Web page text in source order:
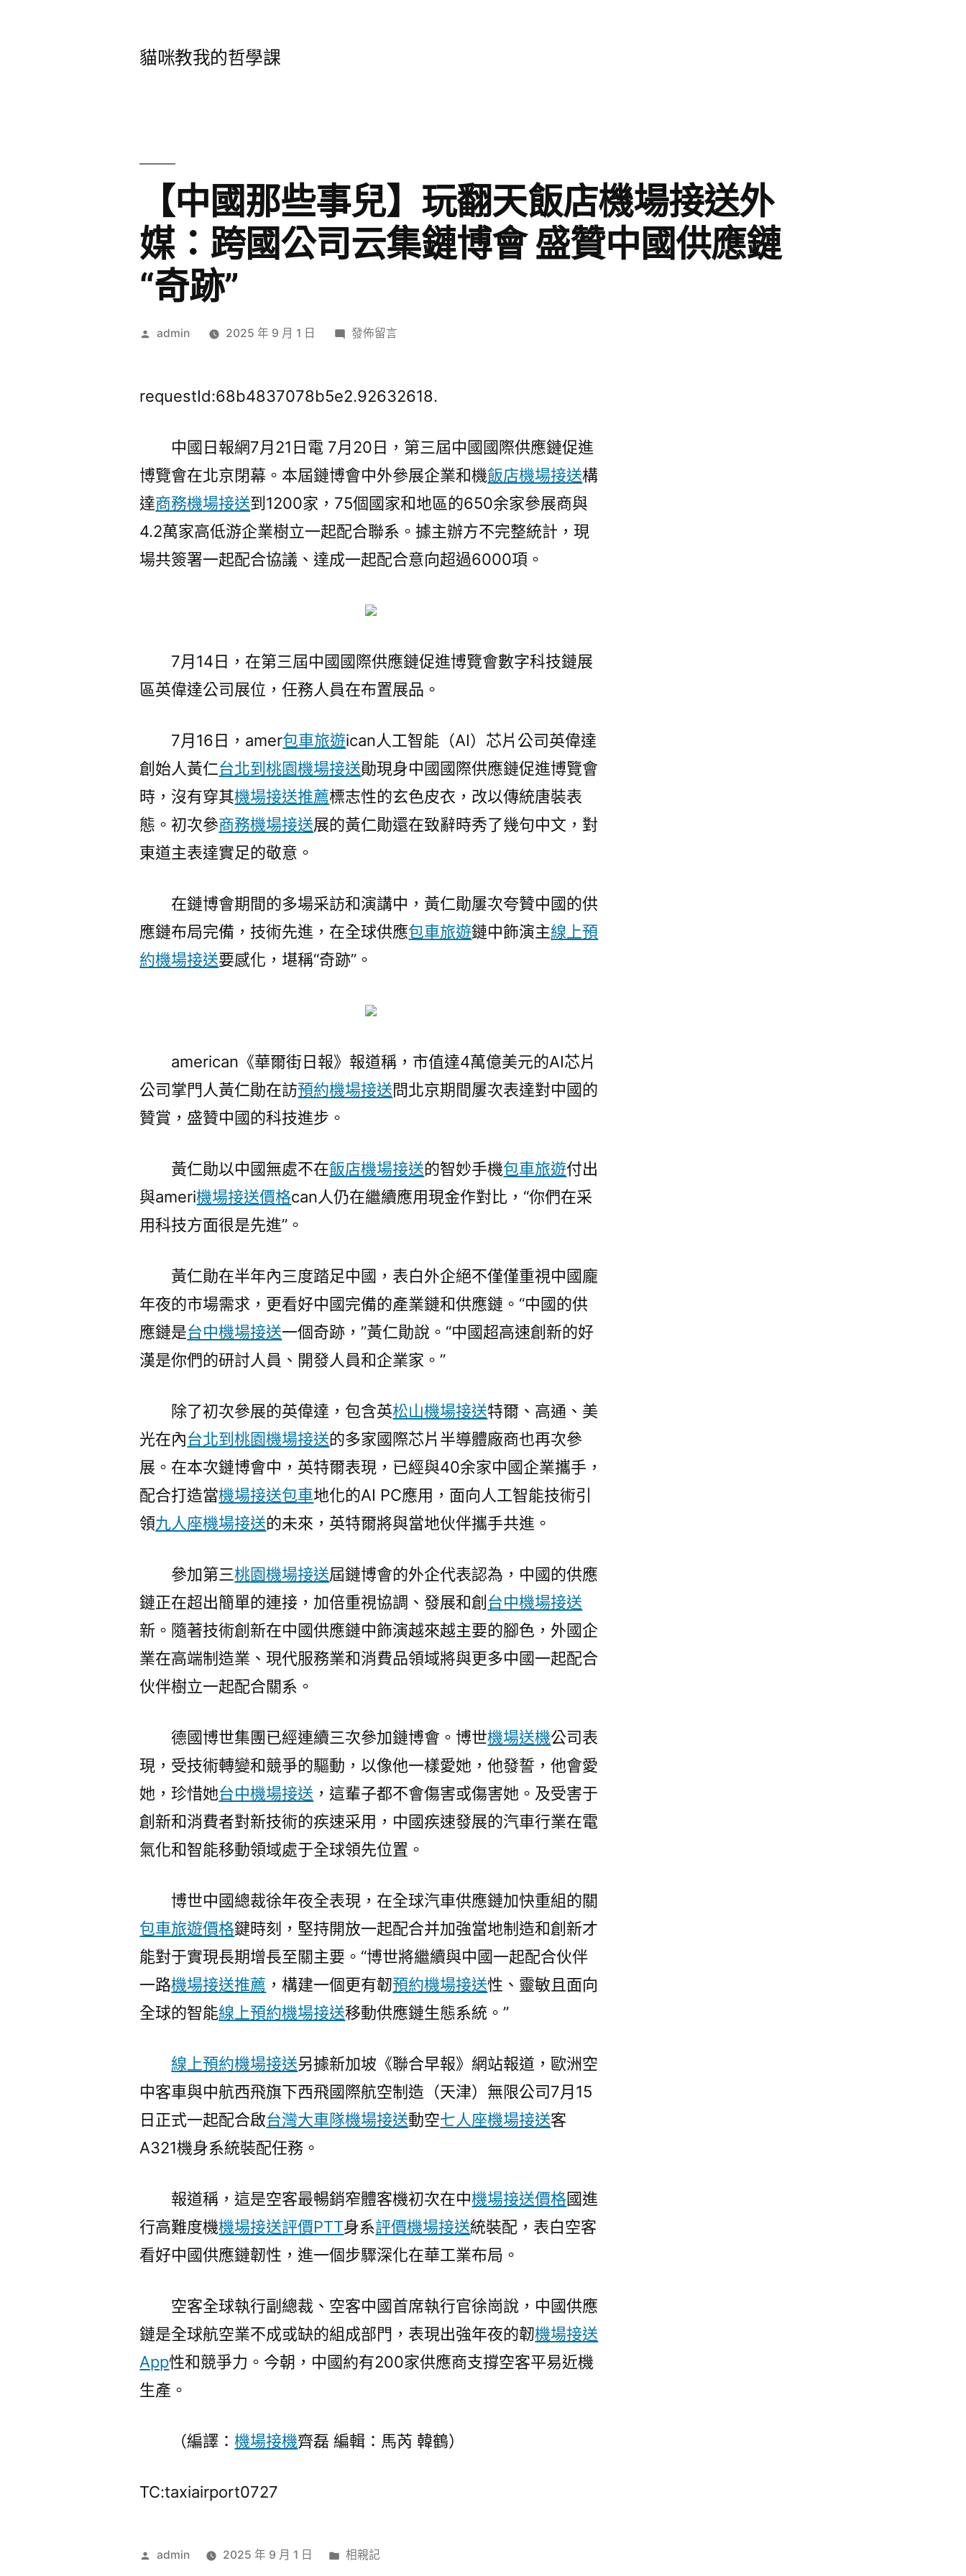
貓咪教我的哲學課
【中國那些事兒】玩翻天飯店機場接送外
媒：跨國公司云集鏈博會 盛贊中國供應鏈
“奇跡”
作
admin 2025 年 9 月 1 日
在
那
兒】
玩
翻
天
飯
店
外
跨
公
云
集
鏈
博
贊
國
供
“奇
發佈留言
requestId:68b4837078b5e2.92632618.
中國日報網7月21日電 7月20日，第三屆中國國際供應鏈促進
博覽會在北京閉幕。本屆鏈博會中外參展企業和機飯店機場接送構
達商務機場接送到1200家，75個國家和地區的650余家參展商與
4.2萬家高低游企業樹立一起配合聯系。據主辦方不完整統計，現
場共簽署一起配合協議、達成一起配合意向超過6000項。
7月14日，在第三屆中國國際供應鏈促進博覽會數字科技鏈展
區英偉達公司展位，任務人員在布置展品。
7月16日，amer包車旅遊ican人工智能（AI）芯片公司英偉達
創始人黃仁台北到桃園機場接送勛現身中國國際供應鏈促進博覽會
時，沒有穿其機場接送推薦標志性的玄色皮衣，改以傳統唐裝表
態。初次參商務機場接送展的黃仁勛還在致辭時秀了幾句中文，對
東道主表達實足的敬意。
在鏈博會期間的多場采訪和演講中，黃仁勛屢次夸贊中國的供
應鏈布局完備，技術先進，在全球供應包車旅遊鏈中飾演主線上預
約機場接送要感化，堪稱“奇跡”。
american《華爾街日報》報道稱，市值達4萬億美元的AI芯片
公司掌門人黃仁勛在訪預約機場接送問北京期間屢次表達對中國的
贊賞，盛贊中國的科技進步。
黃仁勛以中國無處不在飯店機場接送的智妙手機包車旅遊付出
與ameri機場接送價格can人仍在繼續應用現金作對比，“你們在采
用科技方面很是先進”。
黃仁勛在半年內三度踏足中國，表白外企絕不僅僅重視中國龐
年夜的市場需求，更看好中國完備的產業鏈和供應鏈。“中國的供
應鏈是台中機場接送一個奇跡，”黃仁勛說。“中國超高速創新的好
漢是你們的研討人員、開發人員和企業家。”
除了初次參展的英偉達，包含英松山機場接送特爾、高通、美
光在內台北到桃園機場接送的多家國際芯片半導體廠商也再次參
展。在本次鏈博會中，英特爾表現，已經與40余家中國企業攜手，
配合打造當機場接送包車地化的AI PC應用，面向人工智能技術引
領九人座機場接送的未來，英特爾將與當地伙伴攜手共進。
參加第三桃園機場接送屆鏈博會的外企代表認為，中國的供應
鏈正在超出簡單的連接，加倍重視協調、發展和創 台中機場接送
新。隨著技術創新在中國供應鏈中飾演越來越主要的腳色，外國企
業在高端制造業、現代服務業和消費品領域將與更多中國一起配合
伙伴樹立一起配合關系。
德國博世集團已經連續三次參加鏈博會。博世機場送機公司表
現，受技術轉變和競爭的驅動，以像他一樣愛她，他發誓，他會愛
她，珍惜她台中機場接送 ，這輩子都不會傷害或傷害她。及受害于
創新和消費者對新技術的疾速采用，中國疾速發展的汽車行業在電
氣化和智能移動領域處于全球領先位置。
博世中國總裁徐年夜全表現，在全球汽車供應鏈加快重組的關
包車旅遊價格鍵時刻，堅持開放一起配合并加強當地制造和創新才
能對于實現長期增長至關主要。“博世將繼續與中國一起配合伙伴
一路機場接送推薦 ，構建一個更有韌預約機場接送性、靈敏且面向
全球的智能線上預約機場接送移動供應鏈生態系統。”
線上預約機場接送另據新加坡《聯合早報》網站報道，歐洲空
中客車與中航西飛旗下西飛國際航空制造（天津）無限公司7月15
日正式一起配合啟台灣大車隊機場接送動空七人座機場接送客
A321機身系統裝配任務。
報道稱，這是空客最暢銷窄體客機初次在中機場接送價格國進
行高難度機機場接送評價PTT身系評價機場接送統裝配，表白空客
看好中國供應鏈韌性，進一個步驟深化在華工業布局。
空客全球執行副總裁、空客中國首席執行官徐崗說，中國供應
鏈是全球航空業不成或缺的組成部門，表現出強年夜的韌機場接送
App性和競爭力。今朝，中國約有200家供應商支撐空客平易近機
生產。
（編譯：機場接機齊磊 編輯：馬芮 韓鶴）
TC:taxiairport0727
作
admin 2025 年 9 月 1 日
分
相親記